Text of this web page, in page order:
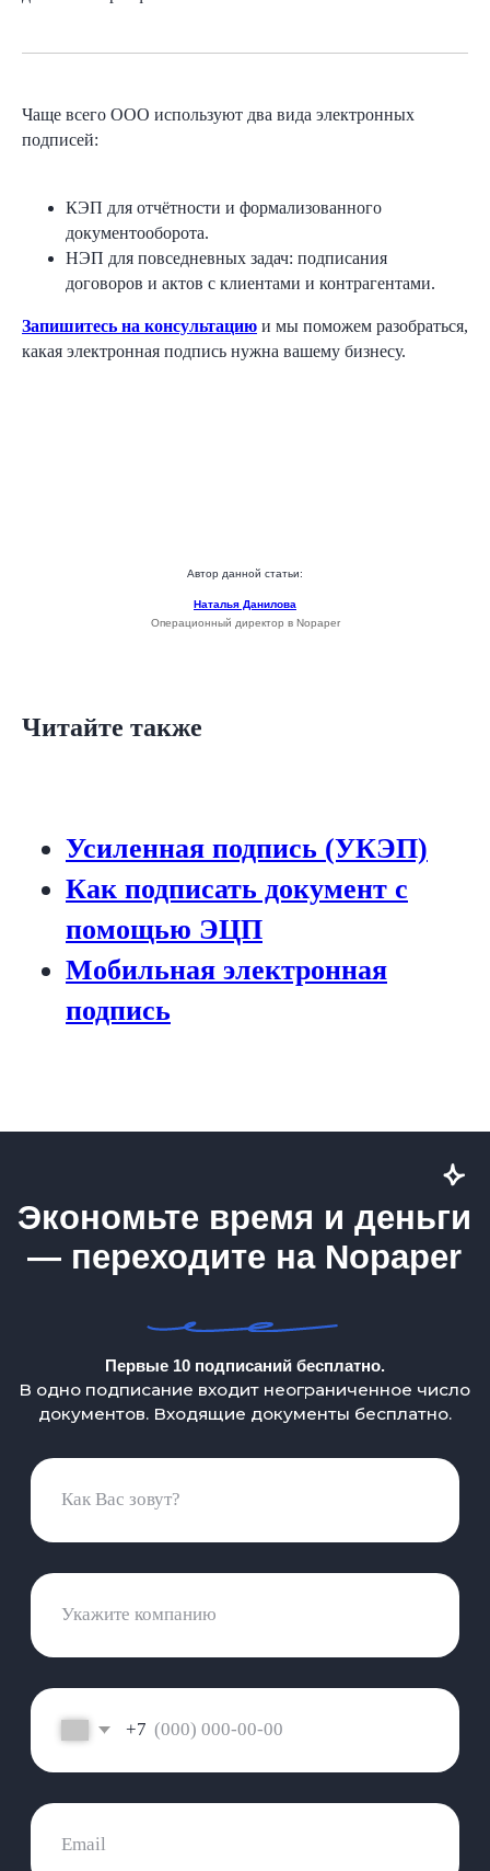
Чаще всего ООО используют два вида электронных
подписей:
КЭП для отчётности и формализованного
документооборота.
НЭП для повседневных задач: подписания
договоров и актов с клиентами и контрагентами.
Запишитесь на консультацию и мы поможем разобраться,
какая электронная подпись нужна вашему бизнесу.
Автор данной статьи:
Наталья Данилова
Операционный директор в Nopaper
Читайте также
Усиленная подпись (УКЭП)
Как подписать документ с
помощью ЭЦП
Мобильная электронная
подпись
г. Москва, ИЦ Сколково, Большой бульвар, д.
Пользовательское соглашение
Политика организации в отношении обработки
персональных данных на сайте nopaper.ru
Согласие на обработку персональных данных
Правовая информация
8 (800) 550-65-30
hello@nopaper.ru
Информация о поддерживаемых Nopaper
База знаний